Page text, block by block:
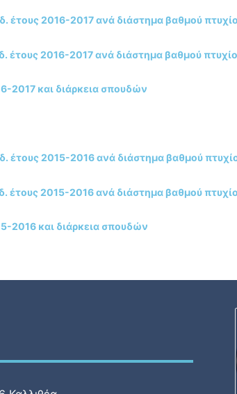
2016-2017 ανά διάστημα βαθμού
2016-2017 ανά διάστημα βαθμού
2017 και διάρκεια σπουδών
2015-2016 ανά διάστημα βαθμού
2015-2016 ανά διάστημα βαθμού
2016 και διάρκεια σπουδών